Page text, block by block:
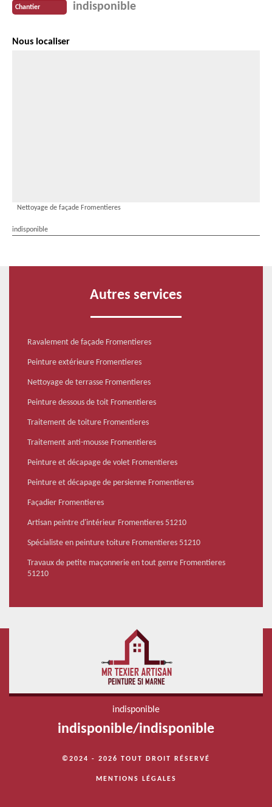
Chantier indisponible
Nous localiser
Nettoyage de façade Fromentieres
indisponible
Autres services
Ravalement de façade Fromentieres
Peinture extérieure Fromentieres
Nettoyage de terrasse Fromentieres
Peinture dessous de toit Fromentieres
Traitement de toiture Fromentieres
Traitement anti-mousse Fromentieres
Peinture et décapage de volet Fromentieres
Peinture et décapage de persienne Fromentieres
Façadier Fromentieres
Artisan peintre d'intérieur Fromentieres 51210
Spécialiste en peinture toiture Fromentieres 51210
Travaux de petite maçonnerie en tout genre Fromentieres
51210
indisponible
indisponible/indisponible
©2024 - 2026 TOUT DROIT RÉSERVÉ
MENTIONS LÉGALES